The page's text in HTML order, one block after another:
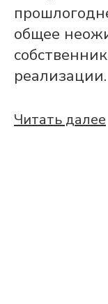
общее
реализации.
Читать далее